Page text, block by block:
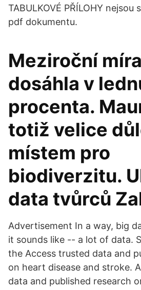
TABULKOVÉ PŘÍLOHY
pdf dokumentu.
Meziroční
dosáhla v
procenta.
totiž velice
místem pro
biodiverzitu.
data tvůrců
Advertisement In a way, big
it sounds like -- a lot of data.
the Access trusted data and
on heart disease and stroke.
data and published research